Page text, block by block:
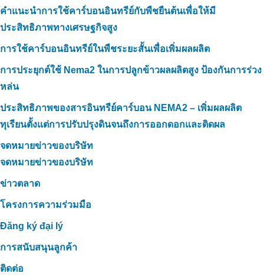
คำแนะนำการใช้คาร์บอนอินทรีย์กับพืชยืนต้นเพื่อให้มี
ประสิทธิภาพทางเศรษฐกิจสูง
การใช้คาร์บอนอินทรีย์ในพืชระยะสั้นเพื่อเพิ่มผลผลิต
การประยุกต์ใช้ Nema2 ในการปลูกข้าวผลผลิตสูง ป้องกันการร่วง
หล่น
ประสิทธิภาพของสารอินทรีย์คาร์บอน NEMA2 – เพิ่มผลผลิต
ทุเรียนตั้งแต่การปรับปรุงดินจนถึงการออกดอกและติดผล
จดหมายข่าวของบริษัท
จดหมายข่าวของบริษัท
ข่าวตลาด
โครงการความร่วมมือ
Đăng ký đại lý
การสนับสนุนลูกค้า
ติดต่อ